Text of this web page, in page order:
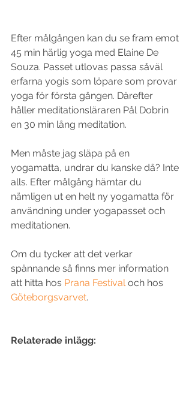
Efter målgången kan du se fram emot
45 min härlig yoga med Elaine De
Souza. Passet utlovas passa såväl
erfarna yogis som löpare som provar
yoga för första gången. Därefter
håller meditationsläraren Pål Dobrin
en 30 min lång meditation.
Men måste jag släpa på en
yogamatta, undrar du kanske då? Inte
alls. Efter målgång hämtar du
nämligen ut en helt ny yogamatta för
användning under yogapasset och
meditationen.
Om du tycker att det verkar
spännande så finns mer information
att hitta hos Prana Festival och hos
Göteborgsvarvet.
Relaterade inlägg: